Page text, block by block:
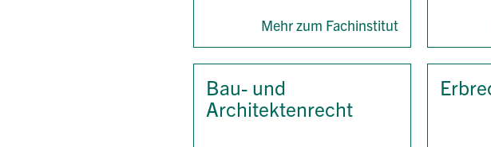
Mehr zum Fachinstitut
Bau- und
Architektenrecht